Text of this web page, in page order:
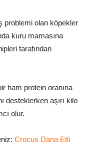
problemi olan köpekler
kuru mamasına
tarafından
ham protein oranına
desteklerken aşırı kilo
olur.
Crocus Dana Etli